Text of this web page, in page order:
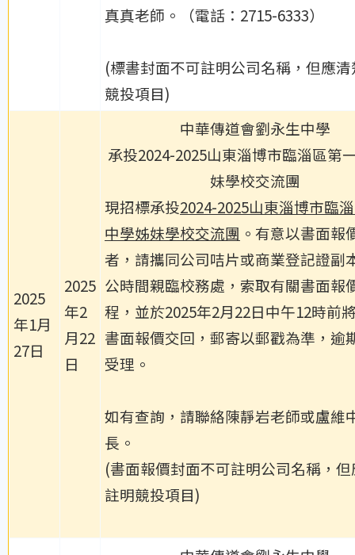
真真老師。（電話：2715-6333）
(標書封面不可註明公司名稱，但應
競投項目)
2025
年1月
27日
2025
年2
月22
日
中華傳道會劉永生中學
承投2024-2025山東淄博市臨淄區第
妹學校交流團
現招標承投2024-2025山東淄博市臨
中學姊妹學校交流團 。有意以書面報
者，請攜同公司咭片或商業登記證副
公時間親臨校務處，索取有關書面報
程，並於2025年2月22日中午12時前
書面報價交回，郵寄以郵戳為準，逾
受理。
如有查詢，請聯絡陳靜岩老師或盧維
長。
(書面報價封面不可註明公司名稱，
註明競投項目)